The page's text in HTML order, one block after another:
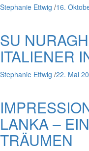
Stephanie Ettwig /16.
SU
ITALIENER
Stephanie Ettwig /22. Mai
LANKA –
TRÄUMEN